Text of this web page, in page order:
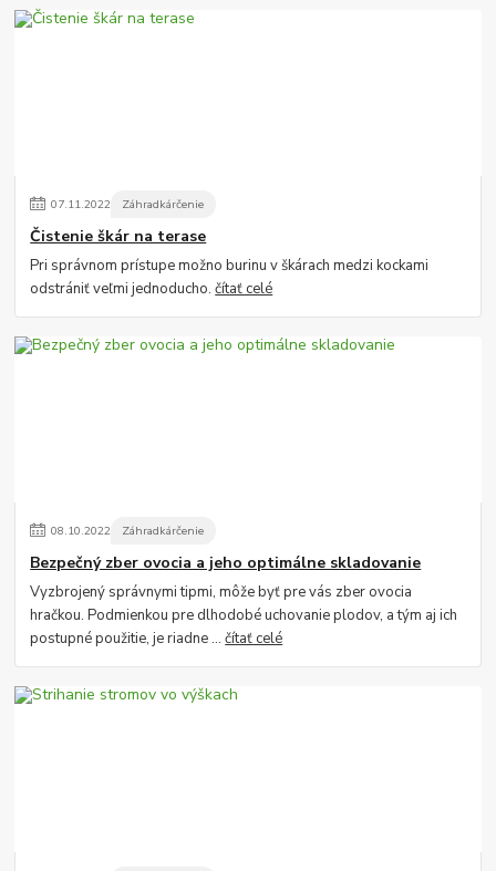
07.11.2022 Záhradkárčenie
Čistenie škár na terase
Pri správnom prístupe možno burinu v škárach medzi kockami
odstrániť veľmi jednoducho.čítať celé
08.10.2022 Záhradkárčenie
Bezpečný zber ovocia a jeho optimálne skladovanie
Vyzbrojený správnymi tipmi, môže byť pre vás zber ovocia
hračkou. Podmienkou pre dlhodobé uchovanie plodov, a tým aj ich
postupné použitie, je riadne ...čítať celé